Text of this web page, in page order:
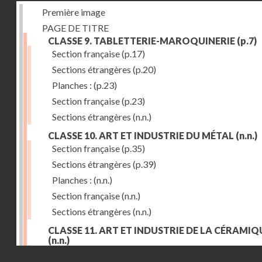
Première image
PAGE DE TITRE
CLASSE 9. TABLETTERIE-MAROQUINERIE (p.7)
Section française(p.17)
Sections étrangères (p.20)
Planches : (p.23)
Section française(p.23)
Sections étrangères (n.n.)
CLASSE 10. ART ET INDUSTRIE DU MÉTAL (n.n.)
Section française(p.35)
Sections étrangères (p.39)
Planches : (n.n.)
Section française(n.n.)
Sections étrangères (n.n.)
CLASSE 11. ART ET INDUSTRIE DE LA
(n.n.)